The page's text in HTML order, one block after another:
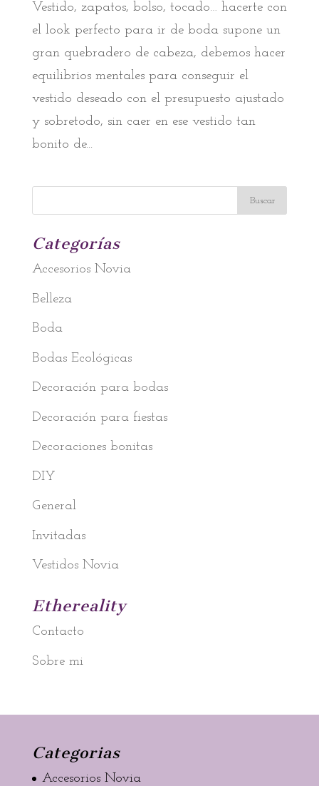
Vestido, zapatos, bolso, tocado… hacerte con
el look perfecto para ir de boda supone un
gran quebradero de cabeza, debemos hacer
equilibrios mentales para conseguir el
vestido deseado con el presupuesto ajustado
y sobretodo, sin caer en ese vestido tan
bonito de...
Categorías
Accesorios Novia
Belleza
Boda
Bodas Ecológicas
Decoración para bodas
Decoración para fiestas
Decoraciones bonitas
DIY
General
Invitadas
Vestidos Novia
Ethereality
Contacto
Sobre mi
Categorias
Accesorios Novia